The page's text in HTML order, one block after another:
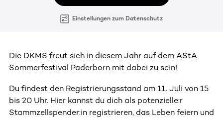
Einstellungen zum Datenschutz
Die DKMS freut sich in diesem Jahr auf dem AStA
Sommerfestival Paderborn mit dabei zu sein!
Du findest den Registrierungsstand am 11. Juli von 15
bis 20 Uhr. Hier kannst du dich als potenzielle:r
Stammzellspender:in registrieren, das Leben feiern und